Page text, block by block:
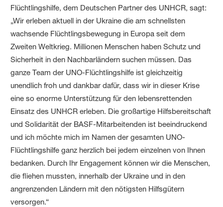
Flüchtlingshilfe, dem Deutschen Partner des UNHCR, sagt:
„Wir erleben aktuell in der Ukraine die am schnellsten
wachsende Flüchtlingsbewegung in Europa seit dem
Zweiten Weltkrieg. Millionen Menschen haben Schutz und
Sicherheit in den Nachbarländern suchen müssen. Das
ganze Team der UNO-Flüchtlingshilfe ist gleichzeitig
unendlich froh und dankbar dafür, dass wir in dieser Krise
eine so enorme Unterstützung für den lebensrettenden
Einsatz des UNHCR erleben. Die großartige Hilfsbereitschaft
und Solidarität der BASF-Mitarbeitenden ist beeindruckend
und ich möchte mich im Namen der gesamten UNO-
Flüchtlingshilfe ganz herzlich bei jedem einzelnen von Ihnen
bedanken. Durch Ihr Engagement können wir die Menschen,
die fliehen mussten, innerhalb der Ukraine und in den
angrenzenden Ländern mit den nötigsten Hilfsgütern
versorgen.“